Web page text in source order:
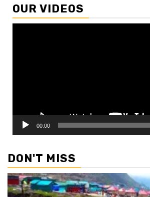
OUR VIDEOS
00:00
DON'T MISS